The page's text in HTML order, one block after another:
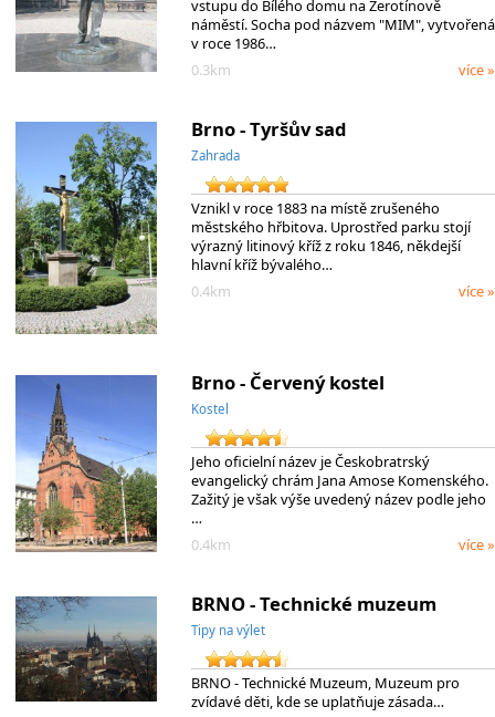
vstupu do Bílého domu na Žerotínově
náměstí. Socha pod názvem "MIM", vytvořená
v roce 1986…
0.3km
více »
Brno - Tyršův sad
Zahrada
Vznikl v roce 1883 na místě zrušeného
městského hřbitova. Uprostřed parku stojí
výrazný litinový kříž z roku 1846, někdejší
hlavní kříž bývalého…
0.4km
více »
Brno - Červený kostel
Kostel
Jeho oficielní název je Českobratrský
evangelický chrám Jana Amose Komenského.
Zažitý je však výše uvedený název podle jeho
…
0.4km
více »
BRNO - Technické muzeum
Tipy na výlet
BRNO - Technické Muzeum, Muzeum pro
zvídavé děti, kde se uplatňuje zásada…